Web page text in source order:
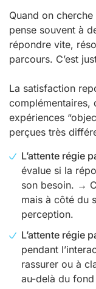
Quand on cherche
pense souvent à
répondre vite,
parcours. C’est
La satisfaction
complémentaires,
expériences
perçues très
L’attente régie
évalue si la
son besoin. →
mais à côté du
perception.
L’attente régie
pendant
rassurer ou à
au-delà du